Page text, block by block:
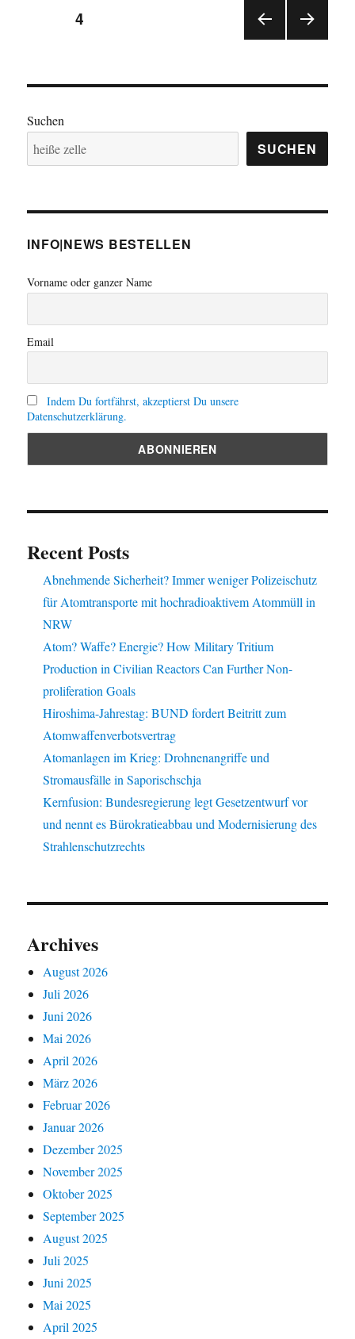
Seitennummerierung
Beiträge
SEIT
SEITE4
E
Suchen
SUCHEN
INFO|NEWS BESTELLEN
Vorname oder ganzer Name
Email
Indem Du fortfährst, akzeptierst Du unsere
Datenschutzerklärung.
Recent Posts
Abnehmende Sicherheit? Immer weniger Polizeischutz
für Atomtransporte mit hochradioaktivem Atommüll in
NRW
Atom? Waffe? Energie? How Military Tritium
Production in Civilian Reactors Can Further Non-
proliferation Goals
Hiroshima-Jahrestag: BUND fordert Beitritt zum
Atomwaffenverbotsvertrag
Atomanlagen im Krieg: Drohnenangriffe und
Stromausfälle in Saporischschja
Kernfusion: Bundesregierung legt Gesetzentwurf vor
und nennt es Bürokratieabbau und Modernisierung des
Strahlenschutzrechts
Archives
August 2026
Juli 2026
Juni 2026
Mai 2026
April 2026
März 2026
Februar 2026
Januar 2026
Dezember 2025
November 2025
Oktober 2025
September 2025
August 2025
Juli 2025
Juni 2025
Mai 2025
April 2025